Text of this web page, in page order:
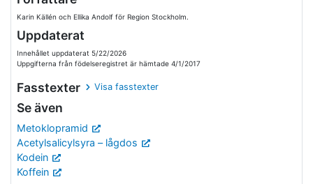
Karin Källén och Ellika Andolf för Region Stockholm.
Uppdaterat
Innehållet uppdaterat 5/22/2026
Uppgifterna från födelseregistret är hämtade 4/1/2017
Fasstexter Visa fasstexter
Se även
Metoklopramid
Acetylsalicylsyra – lågdos
Kodein
Koffein